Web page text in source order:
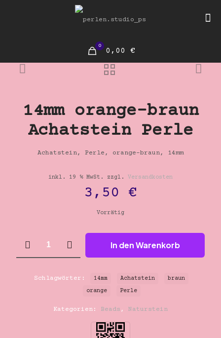
0
0,00 €
14mm orange-braun
Achatstein Perle
Achatstein, Perle, orange-braun, 14mm
inkl. 19 % MwSt. zzgl. Versandkosten
3,50 €
Vorrätig
In den Warenkorb
Kategorien: Beads , Naturstein
Schlagwörter: 14mm Achatstein
braun
orange
Perle